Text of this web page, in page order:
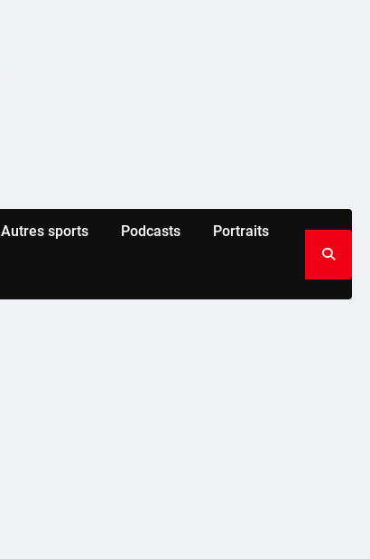
Autres sports Podcasts Portraits